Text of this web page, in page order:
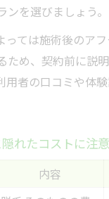
を選びましょう。
っては施術後のア
ため、契約前に説
用者の口コミや体
れたコストに注意
内容